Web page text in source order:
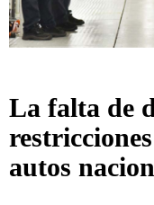
La falta de
autos